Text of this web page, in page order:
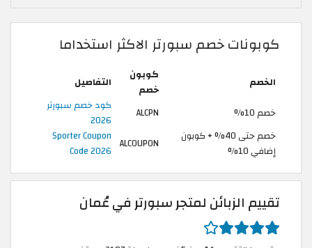
كوبونات خصم سبورتر الاكثر استخداما
الخصم
كوبون
خصم
التفاصيل
خصم 10%
ALCPN
كود خصم سبورتر
2026
خصم حتى 40% + كوبون
إضافي 10%
ALCOUPON
Sporter Coupon
Code 2026
تقييم الزبائن لمتجر سبورتر في عُمان